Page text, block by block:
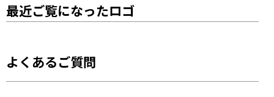
最近ご覧になったロゴ
よくあるご質問